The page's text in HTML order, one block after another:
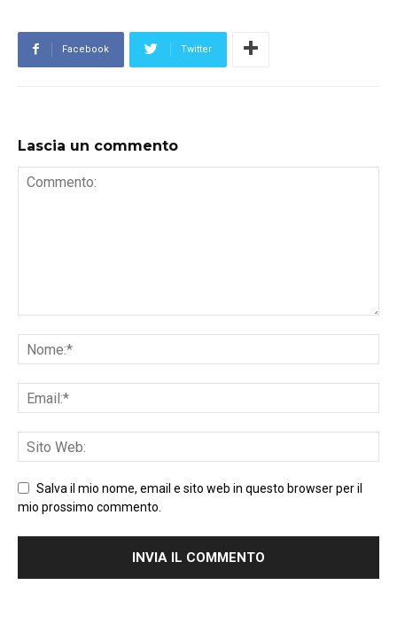
Facebook Twitter
Lascia un commento
Salva il mio nome, email e sito web in questo browser per il
mio prossimo commento.